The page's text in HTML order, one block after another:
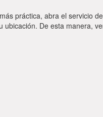
práctica, abra el servicio
De esta manera,